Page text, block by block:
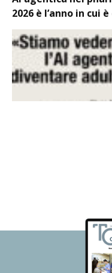
2026 è l’anno in cui